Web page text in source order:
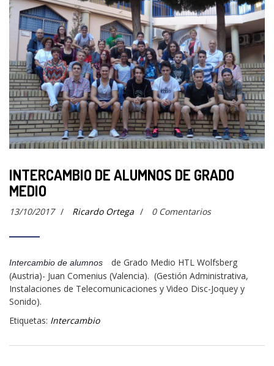
INTERCAMBIO DE ALUMNOS DE GRADO
MEDIO
13/10/2017 / Ricardo Ortega / 0 Comentarios
Intercambio de alumnos
de Grado Medio HTL Wolfsberg
(Austria)- Juan Comenius (Valencia). (Gestión Administrativa,
Instalaciones de Telecomunicaciones y Video Disc-Joquey y
Sonido).
Etiquetas: Intercambio